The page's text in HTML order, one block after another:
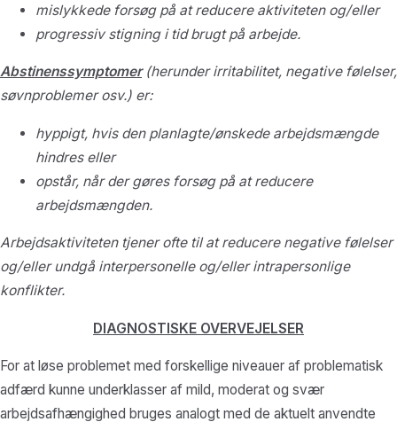
mislykkede forsøg på at reducere aktiviteten og/eller
progressiv stigning i tid brugt på arbejde.
Abstinenssymptomer(herunder irritabilitet, negative følelser,
søvnproblemer osv.) er:
hyppigt, hvis den planlagte/ønskede arbejdsmængde
hindres eller
opstår, når der gøres forsøg på at reducere
arbejdsmængden.
Arbejdsaktiviteten tjener ofte til at reducere negative følelser
og/eller undgå interpersonelle og/eller intrapersonlige
konflikter.
DIAGNOSTISKE OVERVEJELSER
For at løse problemet med forskellige niveauer af problematisk
adfærd kunne underklasser af mild, moderat og svær
arbejdsafhængighed bruges analogt med de aktuelt anvendte